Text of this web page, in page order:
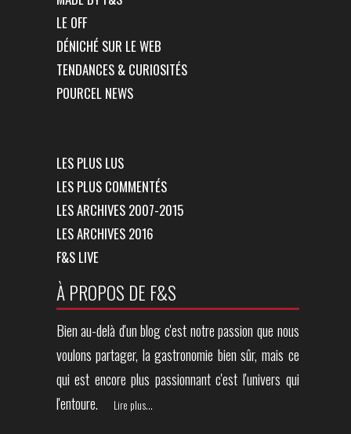
LE OFF
DÉNICHÉ SUR LE WEB
TENDANCES & CURIOSITÉS
POURCEL NEWS
LES PLUS LUS
LES PLUS COMMENTÉS
LES ARCHIVES 2007-2015
LES ARCHIVES 2016
F&S LIVE
À PROPOS DE F&S
Bien au-delà d'un blog c'est notre passion que nous
voulons partager, la gastronomie bien sûr, mais ce
qui est encore plus passionnant c'est l'univers qui
l'entoure.
Lire plus...